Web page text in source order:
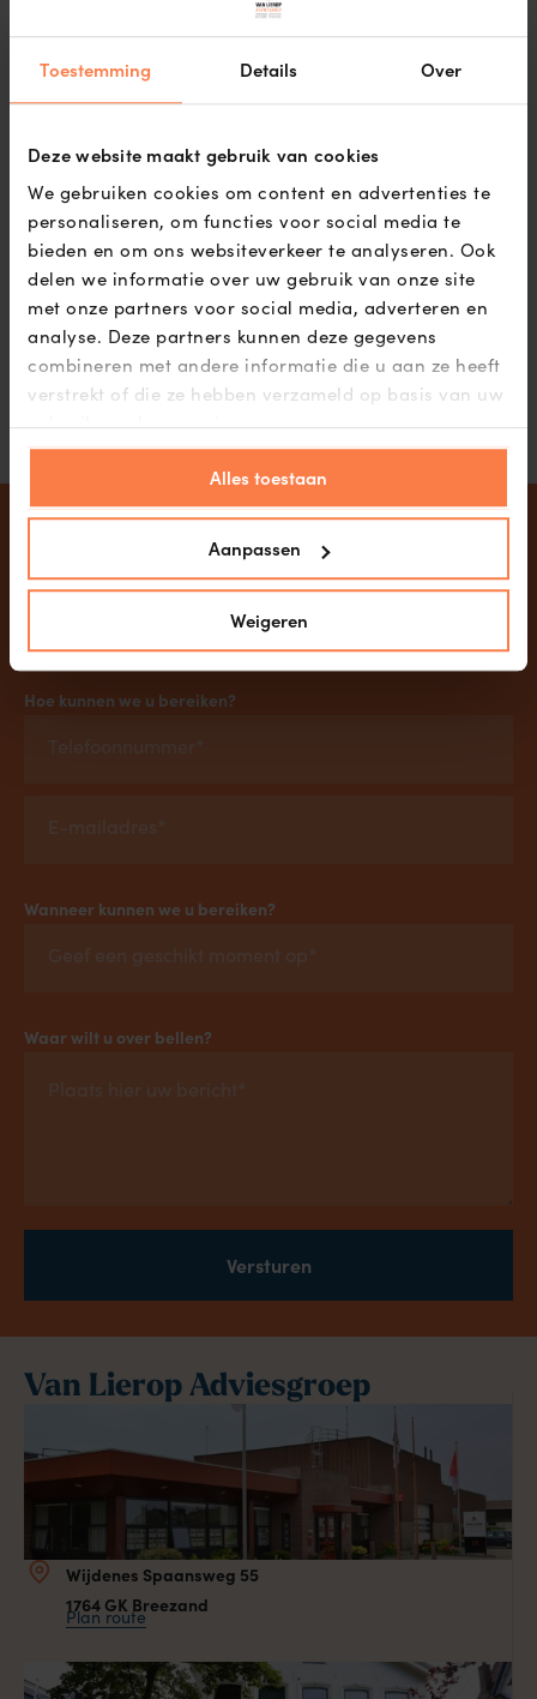
Toestemming Details Over
Deze website maakt gebruik van cookies
We gebruiken cookies om content en advertenties te
personaliseren, om functies voor social media te
bieden en om ons websiteverkeer te analyseren. Ook
delen we informatie over uw gebruik van onze site
met onze partners voor social media, adverteren en
analyse. Deze partners kunnen deze gegevens
combineren met andere informatie die u aan ze heeft
verstrekt of die ze hebben verzameld op basis van uw
gebruik van hun services.
Alles toestaan
Aanpassen
Weigeren
Koshof 3
Koshof 3, Anna Paulowna
Vraagprijs op aanvraag
90
1 2 3
Terugbelverzoek
Hoe kunnen we u bereiken?
Wanneer kunnen we u bereiken?
Waar wilt u over bellen?
Versturen
Van Lierop Adviesgroep
Wijdenes Spaansweg 55
1764 GK Breezand
Plan route